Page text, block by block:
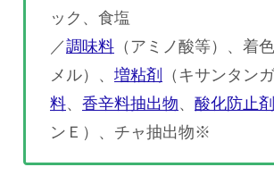
ック、食塩
／調味料 （アミノ酸等）、着
メル）、 増粘剤 （キサンタン
料、 香辛料抽出物、 酸化防止剤
ンＥ）、チャ抽出物※